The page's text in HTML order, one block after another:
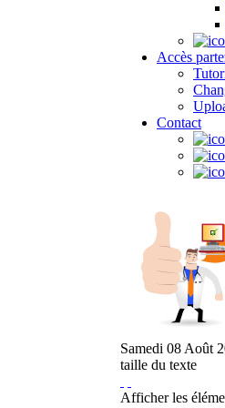
Accès
Contact
Samedi 08 Août
taille du texte
Afficher les